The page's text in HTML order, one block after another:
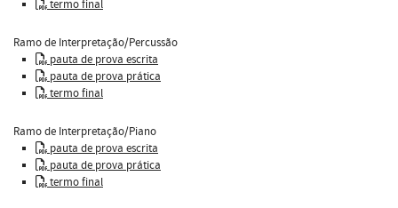
termo final
Ramo de Interpretação/Percussão
pauta de prova escrita
pauta de prova prática
termo final
Ramo de Interpretação/Piano
pauta de prova escrita
pauta de prova prática
termo final